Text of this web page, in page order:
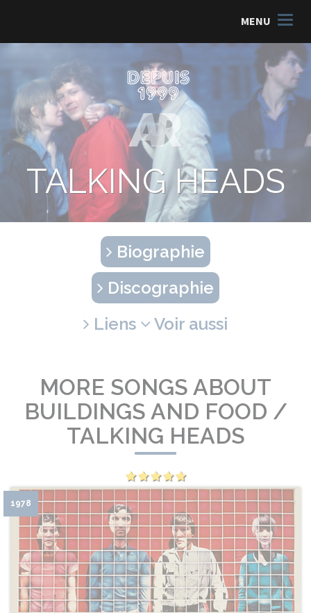
MENU
TALKING HEADS
Biographie
Discographie
Liens
Voir aussi
MORE SONGS ABOUT
BUILDINGS AND FOOD /
TALKING HEADS
1978